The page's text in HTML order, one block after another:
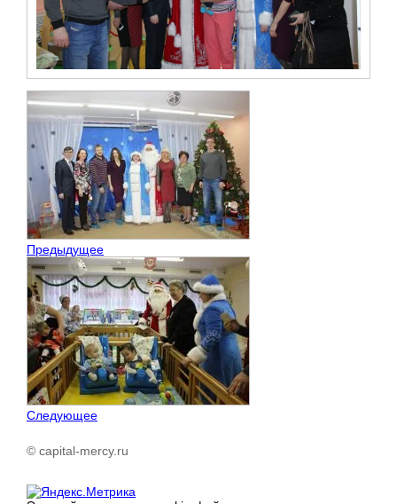
Предыдущее
Следующее
© capital-mercy.ru